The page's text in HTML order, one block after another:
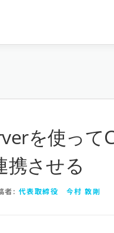
を使って
携させる
者: 代表取締役 今村 敦剛